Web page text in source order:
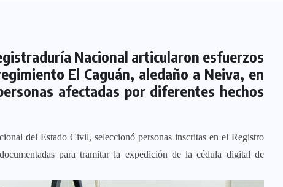
Nacional articularon esfuerzos
El Caguán, aledaño a Neiva, en
afectadas por diferentes hechos
del Estado Civil, seleccionó personas inscritas en el Registro
para tramitar la expedición de la cédula digital de